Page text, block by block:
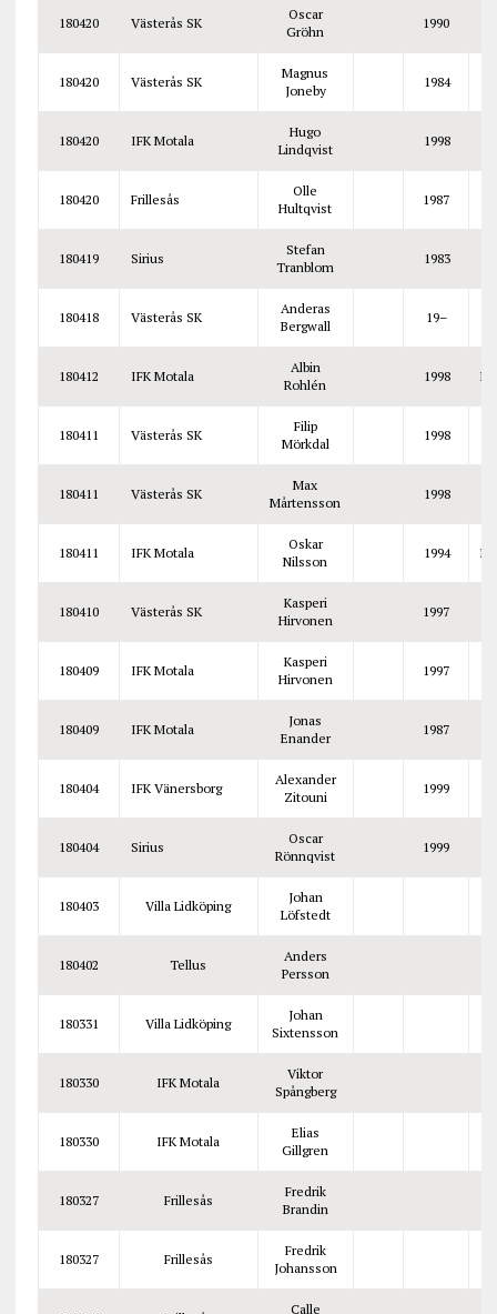
180420 Västerås SK
Oscar
Gröhn
1990
180420 Västerås SK
Magnus
Joneby
1984
180420 IFK Motala
Hugo
Lindqvist
1998
180420 Frillesås
Olle
Hultqvist
1987
180419 Sirius
Stefan
Tranblom
1983
180418 Västerås SK
Anderas
Bergwall
19–
180412 IFK Motala
Albin
Rohlén
1998
180411 Västerås SK
Filip
Mörkdal
1998
180411 Västerås SK
Max
Mårtensson
1998
180411 IFK Motala
Oskar
Nilsson
1994
180410 Västerås SK
Kasperi
Hirvonen
1997
180409 IFK Motala
Kasperi
Hirvonen
1997
180409 IFK Motala
Jonas
Enander
1987
180404 IFK Vänersborg
Alexander
Zitouni
1999
180404 Sirius
Oscar
Rönnqvist
1999
180403 Villa Lidköping
Johan
Löfstedt
180402 Tellus
Anders
Persson
180331 Villa Lidköping
Johan
Sixtensson
180330 IFK Motala
Viktor
Spångberg
180330 IFK Motala
Elias
Gillgren
180327 Frillesås
Fredrik
Brandin
180327 Frillesås
Fredrik
Johansson
Calle